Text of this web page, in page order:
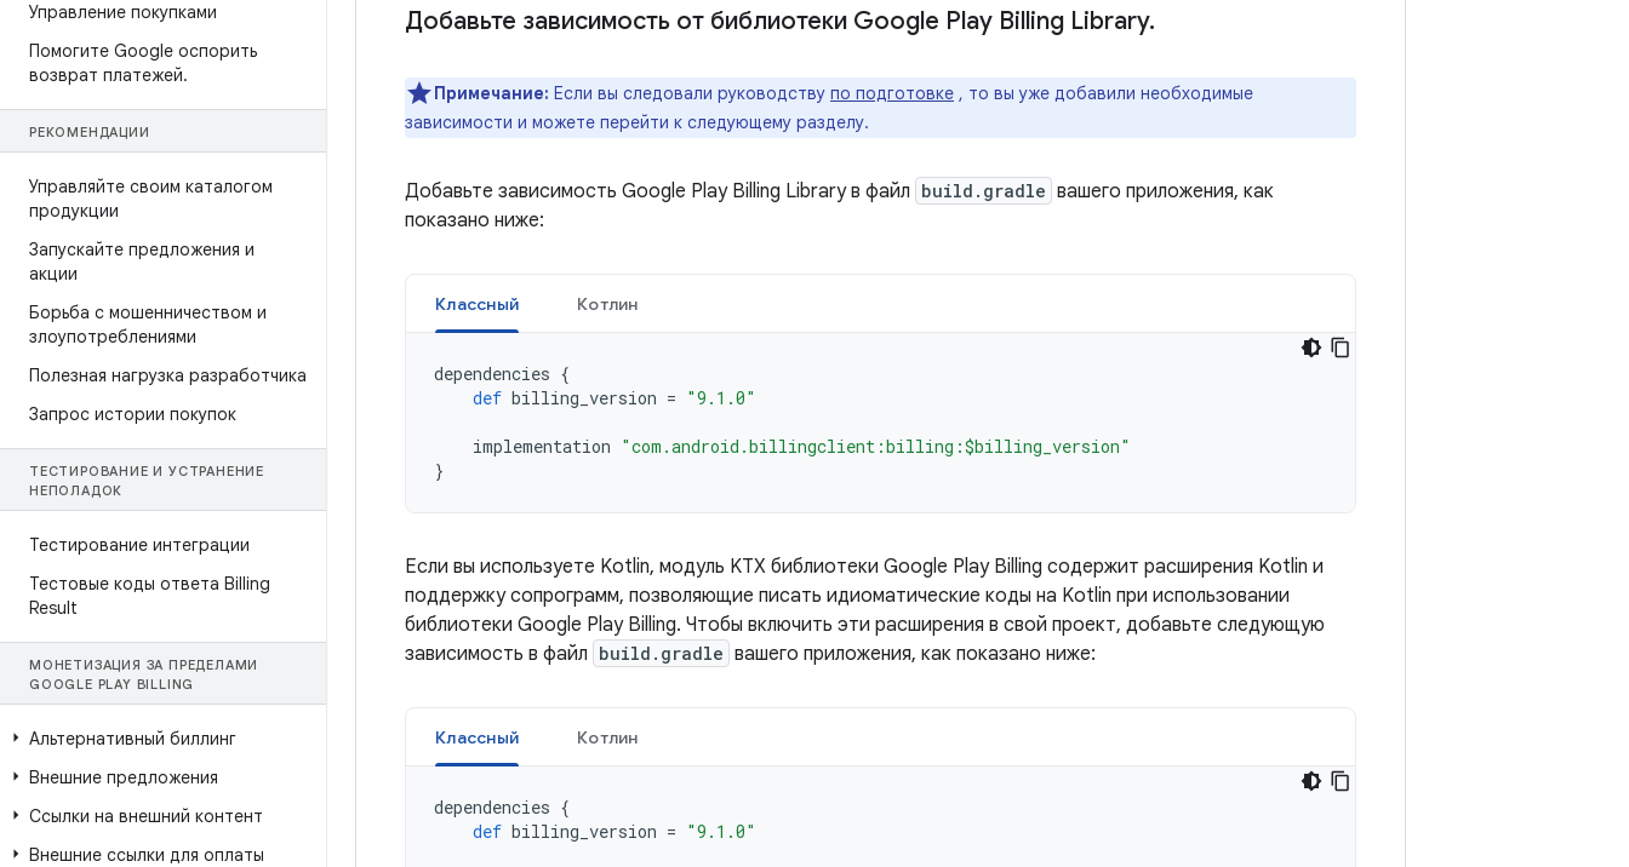
Управление покупками
Помогите Google оспорить
возврат платежей.
РЕКОМЕНДАЦИИ
Управляйте своим каталогом
продукции
Запускайте предложения и
акции
Борьба с мошенничеством и
злоупотреблениями
Полезная нагрузка разработчика
Запрос истории покупок
ТЕСТИРОВАНИЕ И УСТРАНЕНИЕ
НЕПОЛАДОК
Тестирование интеграции
Тестовые коды ответа Billing
Result
МОНЕТИЗАЦИЯ ЗА ПРЕДЕЛАМИ
GOOGLE PLAY BILLING
Альтернативный биллинг
Внешние предложения
Ссылки на внешний контент
Внешние ссылки для оплаты
Добавьте зависимость от библиотеки Google Play Billing Library.
Примечание: Если вы следовали руководству по подготовке , то вы уже добавили необходимые
зависимости и можете перейти к следующему разделу.
Добавьте зависимость Google Play Billing Library в файл build.gradle вашего приложения, как
показано ниже:
Классный Котлин
dependencies {
def billing_version = "9.1.0"
implementation "com.android.billingclient:billing:$billing_version"
}
Если вы используете Kotlin, модуль KTX библиотеки Google Play Billing содержит расширения Kotlin и
поддержку сопрограмм, позволяющие писать идиоматические коды на Kotlin при использовании
библиотеки Google Play Billing. Чтобы включить эти расширения в свой проект, добавьте следующую
зависимость в файл build.gradle вашего приложения, как показано ниже:
Классный Котлин
dependencies {
def billing_version = "9.1.0"